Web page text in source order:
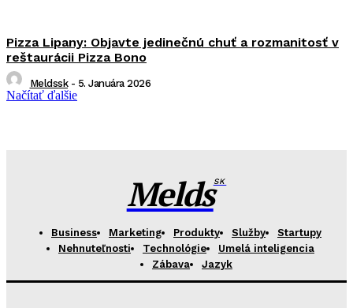
Pizza Lipany: Objavte jedinečnú chuť a rozmanitosť v
reštaurácii Pizza Bono
Meldssk - 5. Januára 2026
Načítať ďalšie
MeldsSK
Business Marketing Produkty Služby
Startupy
Nehnuteľnosti
Technológie
Umelá inteligencia
Zábava
Jazyk